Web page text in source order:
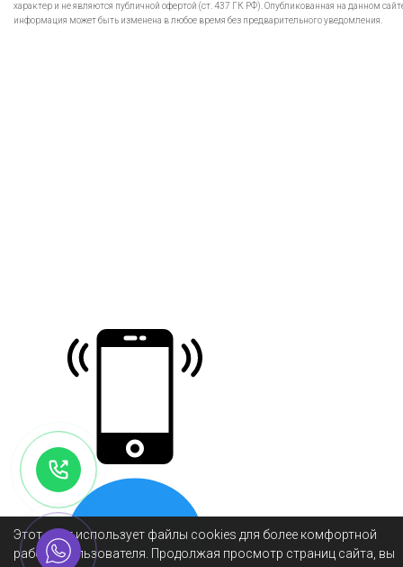
Этот сайт использует файлы cookies для более комфортной
работы пользователя. Продолжая просмотр страниц сайта, вы
характер и не являются публичной офертой (ст. 437 ГК РФ). Опубликованная на данном
информация может быть изменена в любое время без предварительного уведомления.